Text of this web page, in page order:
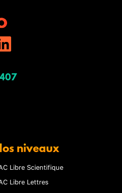
niveaux
Libre Scientifique
Libre Lettres